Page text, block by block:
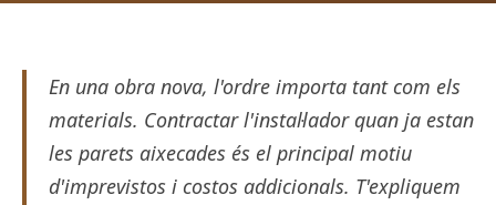
En una obra nova, l'ordre importa tant com els
materials. Contractar l'instal·lador quan ja estan
les parets aixecades és el principal motiu
d'imprevistos i costos addicionals. T'expliquem